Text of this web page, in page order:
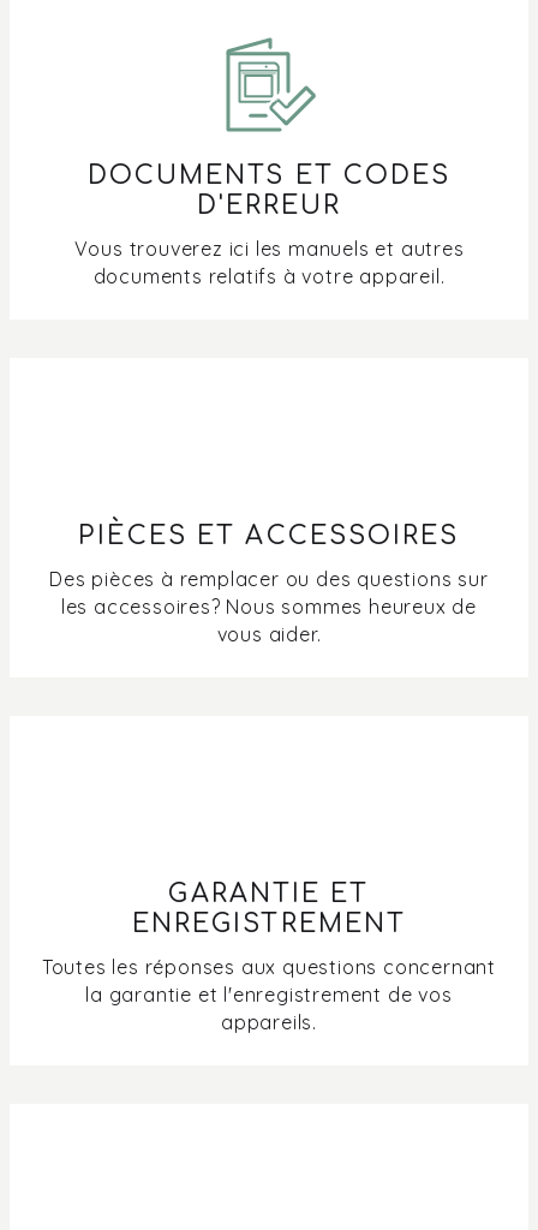
Pourquoi de la vapeur s'échappe-t-elle entre l'écran et le
Pourquoi l'écran de mon four s'éteint-il ?
Que signifie Vapeur + sur l'écran de mon four, micro-
ondes (combiné), four à vapeur combiné) ?
DOCUMENTS ET CODES
D'ERREUR
Vous trouverez ici les manuels et autres
documents relatifs à votre appareil.
PIÈCES ET ACCESSOIRES
Des pièces à remplacer ou des questions sur
les accessoires? Nous sommes heureux de
vous aider.
GARANTIE ET
ENREGISTREMENT
Toutes les réponses aux questions concernant
la garantie et l'enregistrement de vos
appareils.